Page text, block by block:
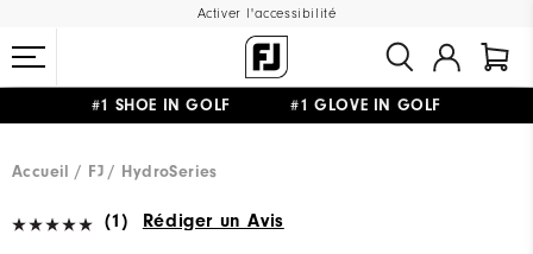
Activer l'accessibilité
#1 SHOE IN GOLF #1 GLOVE IN GOLF
Accueil
FJ HydroSeries
(1) Rédiger un Avis